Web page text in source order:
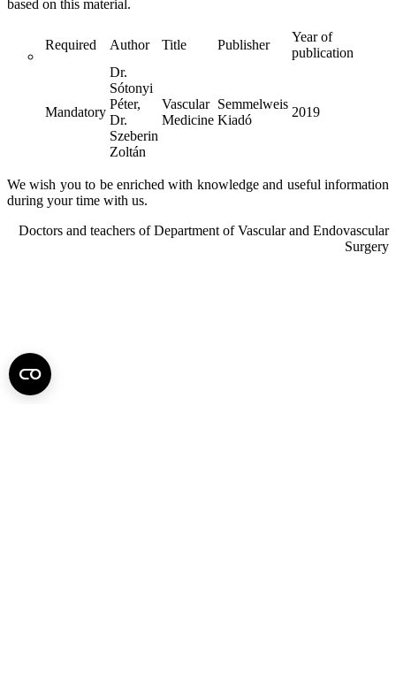
based on this material.
Required Author Title Publisher
Year of
publication
Mandatory
Dr.
Sótonyi
Péter,
Dr.
Szeberin
Zoltán
Vascular
Medicine
Semmelweis
Kiadó
2019
We wish you to be enriched with knowledge and useful information
during your time with us.
Doctors and teachers of Department of Vascular and Endovascular
Surgery